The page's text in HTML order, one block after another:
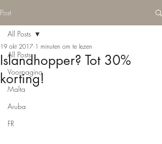
Post
All Posts
Voorpagina
Malta
Aruba
FR
All Posts
Islandhopper? Tot 30%
korting!
19 okt 2017 1 minuten om te lezen